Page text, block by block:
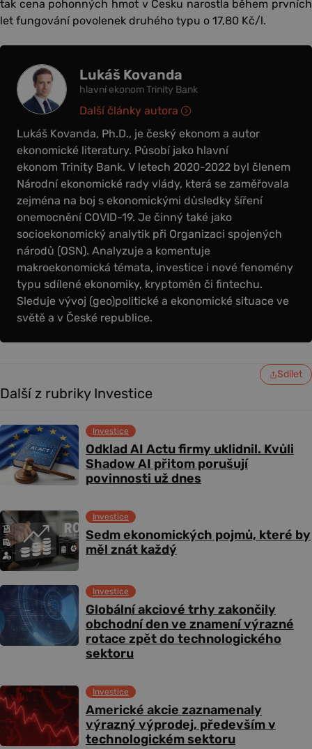
tak cena pohonných hmot v Česku narostla během prvních
let fungování povolenek druhého typu o 17,80 Kč/l.
Lukáš Kovanda
hlavní ekonom Trinity Bank
Lukáš Kovanda, Ph.D., je český ekonom a autor
ekonomické literatury. Působí jako hlavní
ekonom Trinity Bank. V letech 2020-2022 byl členem
Národní ekonomické rady vlády, která se zaměřovala
zejména na boj s ekonomickými důsledky šíření
onemocnění COVID-19. Je činný také jako
socioekonomický analytik při Organizaci spojených
národů (OSN). Analyzuje a komentuje
makroekonomická témata, investice i nové fenomény
typu sdílené ekonomiky, kryptoměn či fintechu.
Sleduje vývoj (geo)politické a ekonomické situace ve
světě a v České republice.
Další články autora
Sdílet
Další z rubriky Investice
Odklad AI Actu firmy uklidnil. Kvůli
Shadow AI přitom porušují
povinnosti už dnes
Investice
Sedm ekonomických pojmů, které by
měl znát každý
Investice
Globální akciové trhy zakončily
obchodní den ve znamení výrazné
rotace zpět do technologického
sektoru
Investice
Americké akcie zaznamenaly
výrazný výprodej, především v
technologickém sektoru
Investice